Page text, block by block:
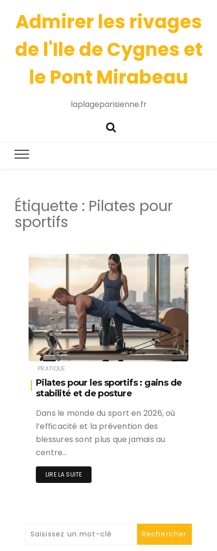
Admirer les rivages
de l'Ile de Cygnes et
le Pont Mirabeau
laplageparisienne.fr
Étiquette : Pilates pour
sportifs
PRATIQUE
Pilates pour les sportifs : gains de
stabilité et de posture
Dans le monde du sport en 2026, où
l’efficacité et la prévention des
blessures sont plus que jamais au
centre…
LIRE LA SUITE